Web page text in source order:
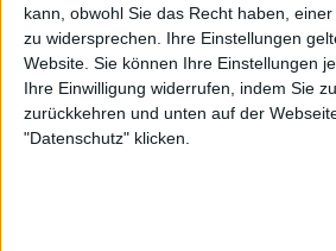
kann, obwohl Sie das Recht haben,
zu widersprechen. Ihre Einstellungen
Website. Sie können Ihre Einstellungen
Ihre Einwilligung widerrufen, indem Sie
zurückkehren und unten auf der
"Datenschutz" klicken.
Dornenreich
Die Formate der Flammen
DORNENREICHs siebtes
erscheint am 11. Februar 2011 - fast